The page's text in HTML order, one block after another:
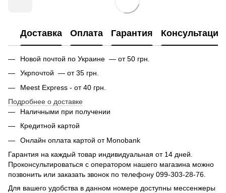
Доставка Оплата Гарантия Консультация
Новой почтой по Украине — от 50 грн.
Укрпочтой — от 35 грн.
Meest Express - от 40 грн.
Подробнее о доставке
Наличными при получении
Кредитной картой
Онлайн оплата картой от Monobank
Гарантия на каждый товар индивидуальная от 14 дней.
Проконсультироваться с оператором нашего магазина можно
позвонить или заказать звонок по телефону 099-303-28-76.
Для вашего удобства в данном номере доступны мессенжеры